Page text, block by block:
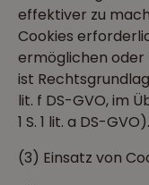
effektiver zu
Cookies
ermöglichen
ist
lit. f DS-GVO, im
1 S. 1 lit. a DS-GVO).
(3) Einsatz von